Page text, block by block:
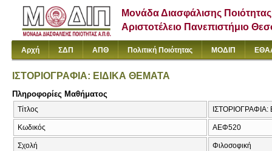
Μονάδα Διασφάλισης Ποιότητας
Αριστοτέλειο Πανεπιστήμιο
Αρχή ΣΔΠ ΑΠΘ Πολιτική Ποιότητας ΜΟΔΙΠ
ΙΣΤΟΡΙΟΓΡΑΦΙΑ: ΕΙΔΙΚΑ ΘΕΜΑΤΑ
Πληροφορίες Μαθήματος
Τίτλος ΙΣΤΟΡΙΟΓΡΑΦΙΑ:
Κωδικός ΑΕΦ520
Σχολή Φιλοσοφική